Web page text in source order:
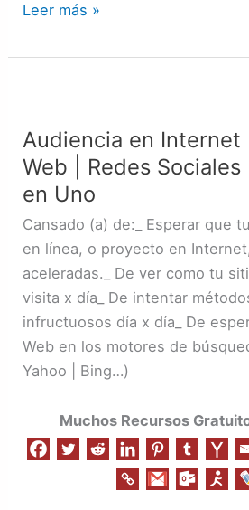
Leer más »
Audiencia en Internet
Web | Redes Sociales
en Uno
Cansado (a) de:_ Esperar que
en línea, o proyecto en
aceleradas._ De ver como tu
visita x día_ De intentar
infructuosos día x día_ De
Web en los motores de
Yahoo | Bing…)
Muchos Recursos
Internet
|
Tráfico